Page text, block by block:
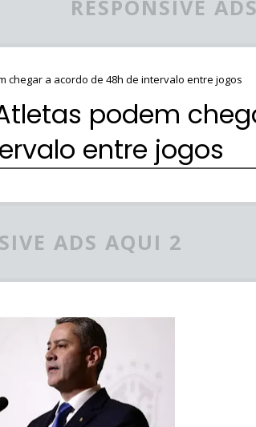
RESPONSIVE
chegar a acordo de 48h de intervalo entre jogos
podem
entre jogos
ADS AQUI 2